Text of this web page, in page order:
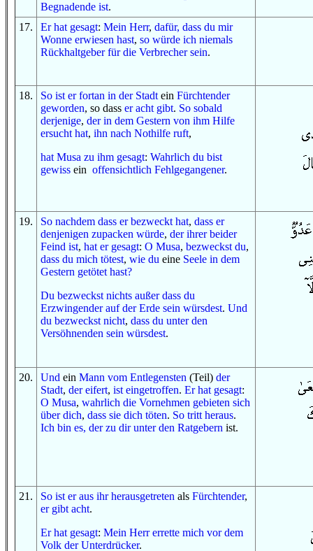
Begnadende ist.
17. Er hat gesagt: Mein Herr, dafür, dass du mir
Wonne erwiesen hast, so würde ich niemals
Rückhaltgeber für die Verbrechersein.
18. So ist er fortan in der Stadt ein Fürchtender
geworden, so dass er acht gibt. So sobald
derjenige, der in dem Gestern von ihm Hilfe
ersucht hat, ihn nach Nothilfe ruft,
hat Musa zu ihm gesagt: Wahrlich du bist
gewiss ein offensichtlich Fehlgegangener.
19. So nachdem dass er bezweckt hat, dass er
denjenigen zupacken würde, der ihrer beider
Feind ist, hat er gesagt: O Musa, bezweckst du,
dass du mich tötest, wie du eine Seele in dem
Gestern getötet hast?
Du bezweckst nichts außer dass du
Erzwingender auf der Erde sein würsdest. Und
du bezweckst nicht, dass du unterden
Versöhnenden sein würsdest.
20. Und ein Mann vom Entlegensten (Teil) der
Stadt, der eifert, ist eingetroffen. Er hat gesagt:
O Musa, wahrlich die Vornehmen gebieten sich
über dich, dass sie dich töten. So tritt heraus.
Ich bin es, der zu dir unter den Ratgebern ist.
21 . So ist er aus ihrherausgetreten als Fürchtender,
er gibt acht.
Er hat gesagt: Mein Herr errette mich vor dem
Volk der Unterdrücker.